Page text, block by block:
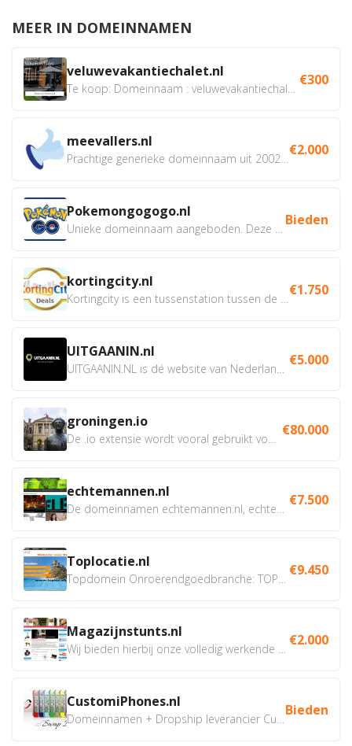
MEER IN DOMEINNAMEN
veluwevakantiechalet.nl €300
meevallers.nl €2.000
Pokemongogogo.nl Bieden
kortingcity.nl €1.750
UITGAANIN.nl €5.000
groningen.io €80.000
echtemannen.nl €7.500
Toplocatie.nl €9.450
Magazijnstunts.nl €2.000
CustomiPhones.nl Bieden